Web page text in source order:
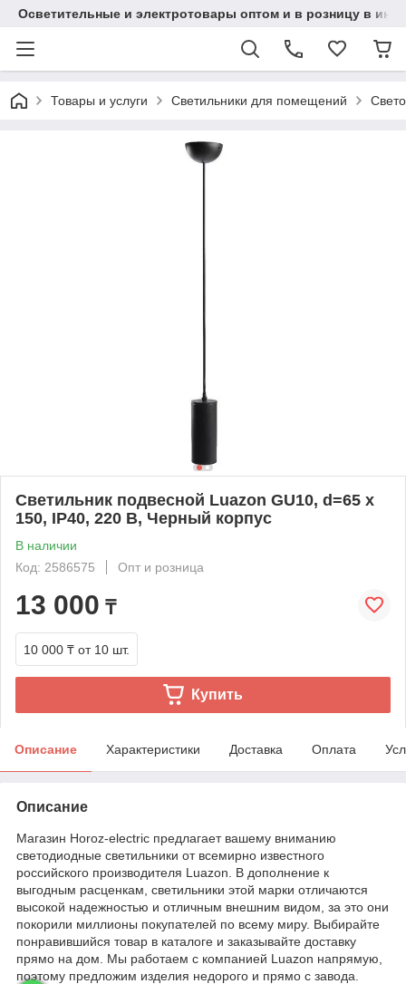
Осветительные и электротовары оптом и в розницу в
Товары и услуги Светильники для помещений
Светильник подвесной Luazon GU10, d=65 x
150, IP40, 220 В, Черный корпус
В наличии
Код: 2586575
Опт и розница
13 000 ₸
10 000 ₸ от 10 шт.
Купить
Описание Характеристики Доставка Оплата
Описание
Магазин Horoz-electric предлагает вашему вниманию
светодиодные светильники от всемирно известного
российского производителя Luazon. В дополнение к
выгодным расценкам, светильники этой марки отличаются
высокой надежностью и отличным внешним видом, за это они
покорили миллионы покупателей по всему миру. Выбирайте
понравившийся товар в каталоге и заказывайте доставку
прямо на дом. Мы работаем с компанией Luazon напрямую,
поэтому предложим изделия недорого и прямо с завода.